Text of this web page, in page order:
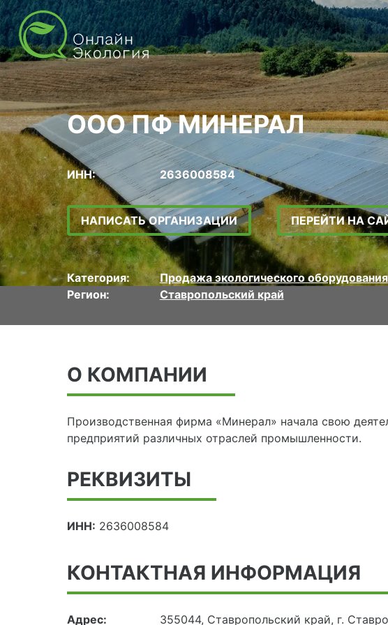
ООО ПФ МИНЕРАЛ
ИНН: 2636008584
НАПИСАТЬ ОРГАНИЗАЦИИ ПЕРЕЙТИ НА
Категория: Продажа экологического оборудования
Регион:
Ставропольский край
О КОМПАНИИ
Производственная фирма «Минерал» начала свою
предприятий различных отраслей промышленности.
РЕКВИЗИТЫ
ИНН: 2636008584
КОНТАКТНАЯ ИНФОРМАЦИЯ
Адрес: 355044, Ставропольский край, г.